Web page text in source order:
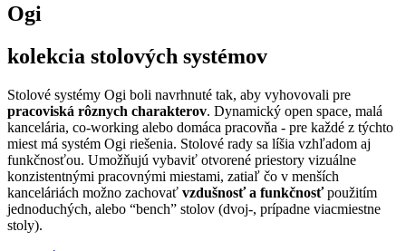
Ogi
kolekcia stolových systémov
Stolové systémy Ogi boli navrhnuté tak, aby vyhovovali pre
pracoviská rôznych charakterov. Dynamický open space, malá
kancelária, co-working alebo domáca pracovňa - pre každé z týchto
miest má systém Ogi riešenia. Stolové rady sa líšia vzhľadom aj
funkčnosťou. Umožňujú vybaviť otvorené priestory vizuálne
konzistentnými pracovnými miestami, zatiaľ čo v menších
kanceláriách možno zachovať vzdušnosť a funkčnosťpoužitím
jednoduchých, alebo “bench” stolov (dvoj-, prípadne viacmiestne
stoly).